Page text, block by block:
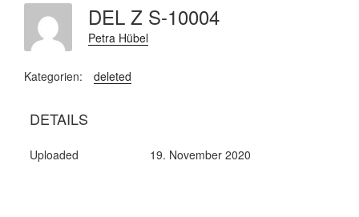
DEL Z S-10004
Petra Hübel
Kategorien: deleted
DETAILS
Uploaded 19. November 2020